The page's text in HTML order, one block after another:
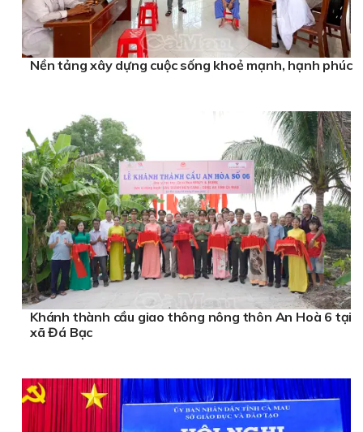
Nền tảng xây dựng cuộc sống khoẻ mạnh, hạnh phúc
Khánh thành cầu giao thông nông thôn An Hoà 6 tại
xã Đá Bạc